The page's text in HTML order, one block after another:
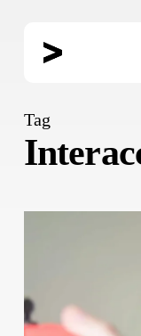
Tag